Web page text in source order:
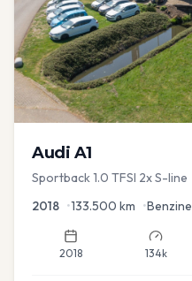
Audi A1
Sportback 1.0 TFSI 2x S-line
2018 •133.500 km •Benzine
2018 134k